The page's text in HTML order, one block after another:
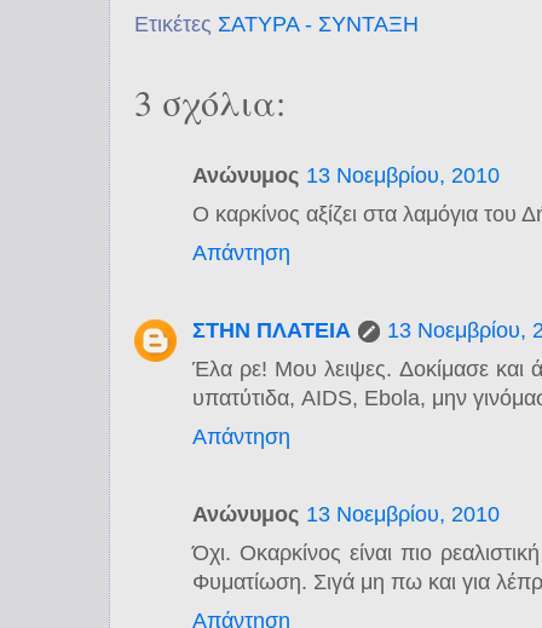
Ετικέτες ΣΑΤΥΡΑ - ΣΥΝΤΑΞΗ
3 σχόλια:
Ανώνυμος 13 Νοεμβρίου, 2010
Ο καρκίνος αξίζει στα λαμόγια του
Απάντηση
ΣΤΗΝ ΠΛΑΤΕΙΑ
13 Νοεμβρίου,
Έλα ρε! Μου λειψες. Δοκίμασε και
υπατύτιδα, AIDS, Ebola, μην
Απάντηση
Ανώνυμος 13 Νοεμβρίου, 2010
Όχι. Οκαρκίνος είναι πιο
Φυματίωση. Σιγά μη πω και για
Απάντηση